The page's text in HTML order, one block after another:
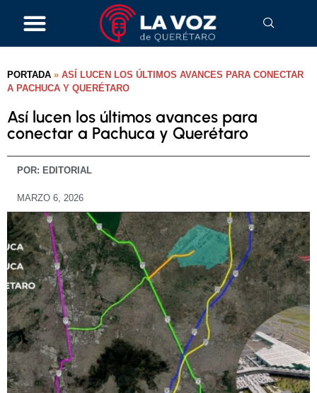
PORTADA » ASÍ LUCEN LOS ÚLTIMOS AVANCES PARA CONECTAR
A PACHUCA Y QUERÉTARO
Así lucen los últimos avances para
conectar a Pachuca y Querétaro
POR: EDITORIAL
MARZO 6, 2026